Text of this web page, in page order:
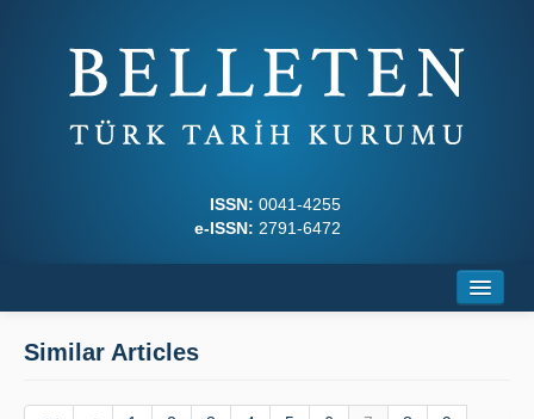
ISSN: 0041-4255
e-ISSN: 2791-6472
Similar Articles